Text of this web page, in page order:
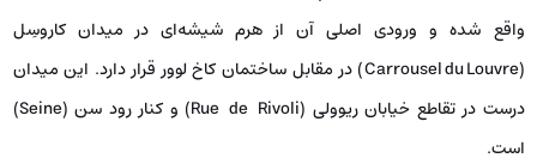
واقع شده و ورودی اصلی آن از هرم شیشه‌ای در میدان کاروسِل
(Carrousel du Louvre) در مقابل ساختمان کاخ لوور قرار دارد. این میدان
درست در تقاطع خیابان ریوولی (Rue de Rivoli) و کنار رود سن (Seine)
است.